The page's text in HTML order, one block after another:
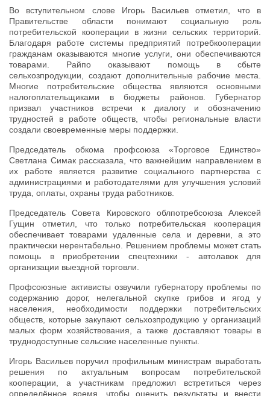
Во вступительном слове Игорь Васильев отметил, что в
Правительстве области понимают социальную роль
потребительской кооперации в жизни сельских территорий.
Благодаря работе системы предприятий потребкооперации
гражданам оказываются многие услуги, они обеспечиваются
товарами. Райпо оказывают помощь в сбыте
сельхозпродукции, создают дополнительные рабочие места.
Многие потребительские общества являются основными
налогоплательщиками в бюджеты районов. Губернатор
призвал участников встречи к диалогу и обозначению
трудностей в работе обществ, чтобы региональные власти
создали своевременные меры поддержки.
Председатель обкома профсоюза «Торговое Единство»
Светлана Симак рассказала, что важнейшим направлением в
их работе является развитие социального партнерства с
администрациями и работодателями для улучшения условий
труда, оплаты, охраны труда работников.
Председатель Совета Кировского облпотребсоюза Алексей
Гущин отметил, что только потребительская кооперация
обеспечивает товарами удаленные села и деревни, а это
практически нерентабельно. Решением проблемы может стать
помощь в приобретении спецтехники - автолавок для
организации выездной торговли.
Профсоюзные активисты озвучили губернатору проблемы по
содержанию дорог, нелегальной скупке грибов и ягод у
населения, необходимости поддержки потребительских
обществ, которые закупают сельхозпродукцию у организаций
малых форм хозяйствования, а также доставляют товары в
труднодоступные сельские населенные пункты.
Игорь Васильев поручил профильным министрам выработать
решения по актуальным вопросам потребительской
кооперации, а участникам предложил встретиться через
определённое время, чтобы оценить результаты и внести